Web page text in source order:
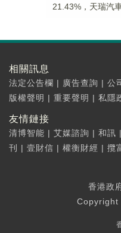
21.43%，天瑞汽
相關訊息
法定公告欄 | 廣告查詢 | 公
版權聲明 | 重要聲明 | 私隱
友情鏈接
清博智能 | 艾媒諮詢 | 和訊 |
刊
| 壹財信 | 權衡財經 | 攬
香港政
Copyright